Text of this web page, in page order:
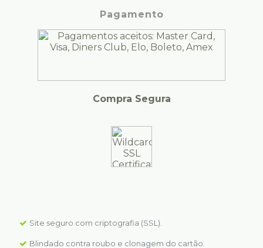
Pagamento
Compra Segura
Site seguro com criptografia (SSL).
Blindado contra roubo e clonagem do cartão.